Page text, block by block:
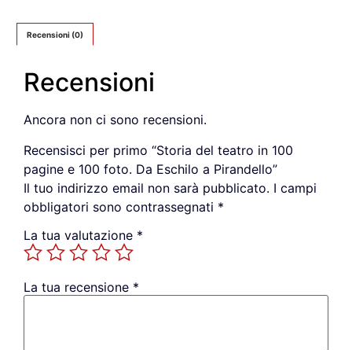
Recensioni (0)
Recensioni
Ancora non ci sono recensioni.
Recensisci per primo “Storia del teatro in 100
pagine e 100 foto. Da Eschilo a Pirandello”
Il tuo indirizzo email non sarà pubblicato. I campi
obbligatori sono contrassegnati *
La tua valutazione *
La tua recensione *